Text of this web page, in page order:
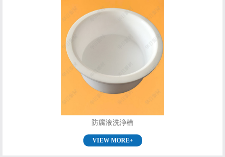
防腐液洗浄槽
VIEW MORE+